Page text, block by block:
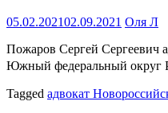
05.02.202102.09.2021 Оля Л
Пожаров Сергей Сергеевич
Южный федеральный округ
Tagged адвокат